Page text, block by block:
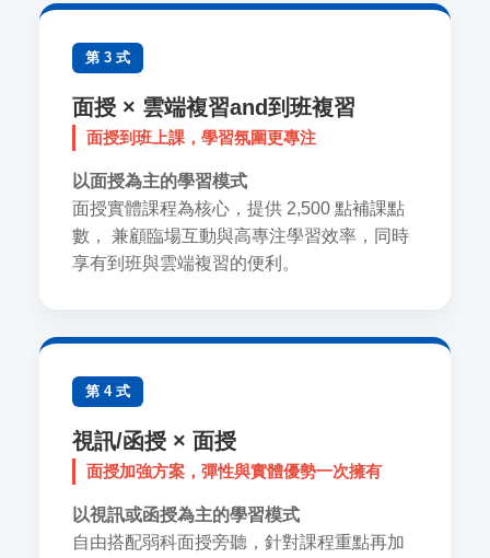
第 3 式
面授 × 雲端複習and到班複習
面授到班上課，學習氛圍更專注
以面授為主的學習模式
面授實體課程為核心，提供 2,500 點補課點
數， 兼顧臨場互動與高專注學習效率，同時
享有到班與雲端複習的便利。
第 4 式
視訊/函授 × 面授
面授加強方案，彈性與實體優勢一次擁有
以視訊或函授為主的學習模式
自由搭配弱科面授旁聽，針對課程重點再加